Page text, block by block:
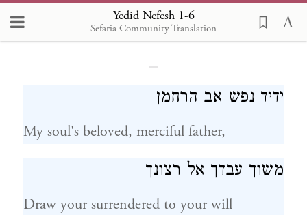
Yedid Nefesh 1-6
Sefaria Community Translation
Yedid Nefesh
ידיד נפש אב הרחמן
My soul's beloved, merciful father,
משוך עבדך אל רצונך
Draw your surrendered to your will